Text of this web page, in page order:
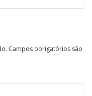
Campos obrigatórios são